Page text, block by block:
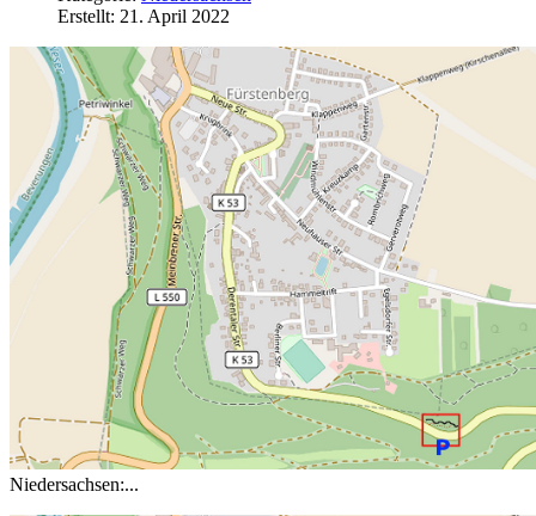
Erstellt: 21. April 2022
Niedersachsen:...